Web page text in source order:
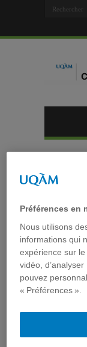
Les
Étudier
toujours
Préférences en
Nous utilisons
informations qui
expérience sur
vidéo,
pouvez
« Préférences ».